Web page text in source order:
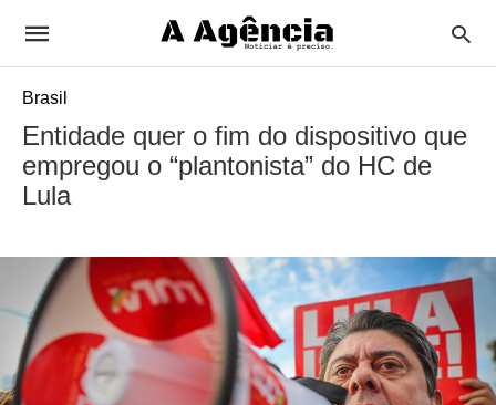
Brasil
Entidade quer o fim do dispositivo que
empregou o “plantonista” do HC de
Lula